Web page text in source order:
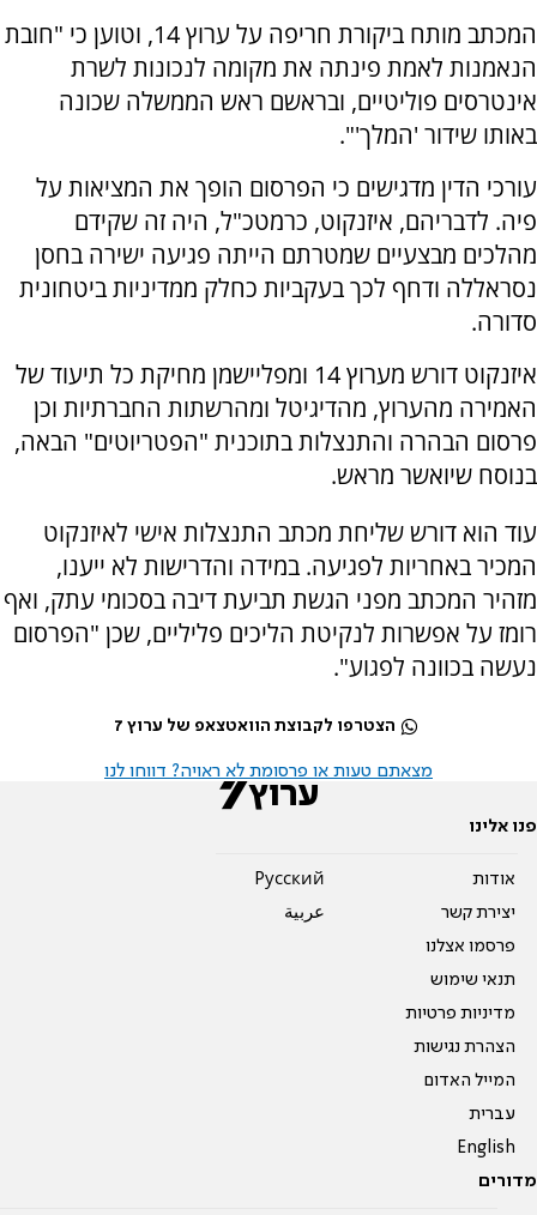
המכתב מותח ביקורת חריפה על ערוץ 14, וטוען כי "חובת
הנאמנות לאמת פינתה את מקומה לנכונות לשרת
אינטרסים פוליטיים, ובראשם ראש הממשלה שכונה
באותו שידור 'המלך'".
עורכי הדין מדגישים כי הפרסום הופך את המציאות על
פיה. לדבריהם, איזנקוט, כרמטכ"ל, היה זה שקידם
מהלכים מבצעיים שמטרתם הייתה פגיעה ישירה בחסן
נסראללה ודחף לכך בעקביות כחלק ממדיניות ביטחונית
סדורה.
איזנקוט דורש מערוץ 14 ומפליישמן מחיקת כל תיעוד של
האמירה מהערוץ, מהדיגיטל ומהרשתות החברתיות וכן
פרסום הבהרה והתנצלות בתוכנית "הפטריוטים" הבאה,
בנוסח שיואשר מראש.
עוד הוא דורש שליחת מכתב התנצלות אישי לאיזנקוט
המכיר באחריות לפגיעה. במידה והדרישות לא ייענו,
מזהיר המכתב מפני הגשת תביעת דיבה בסכומי עתק, ואף
רומז על אפשרות לנקיטת הליכים פליליים, שכן "הפרסום
נעשה בכוונה לפגוע".
הצטרפו לקבוצת הוואטצאפ של ערוץ 7
מצאתם טעות או פרסומת לא ראויה? דווחו לנו
פנו אלינו
אודות
יצירת קשר
פרסמו אצלנו
תנאי שימוש
מדיניות פרטיות
הצהרת נגישות
המייל האדום
עברית
English
Pусский
عربية
מדורים